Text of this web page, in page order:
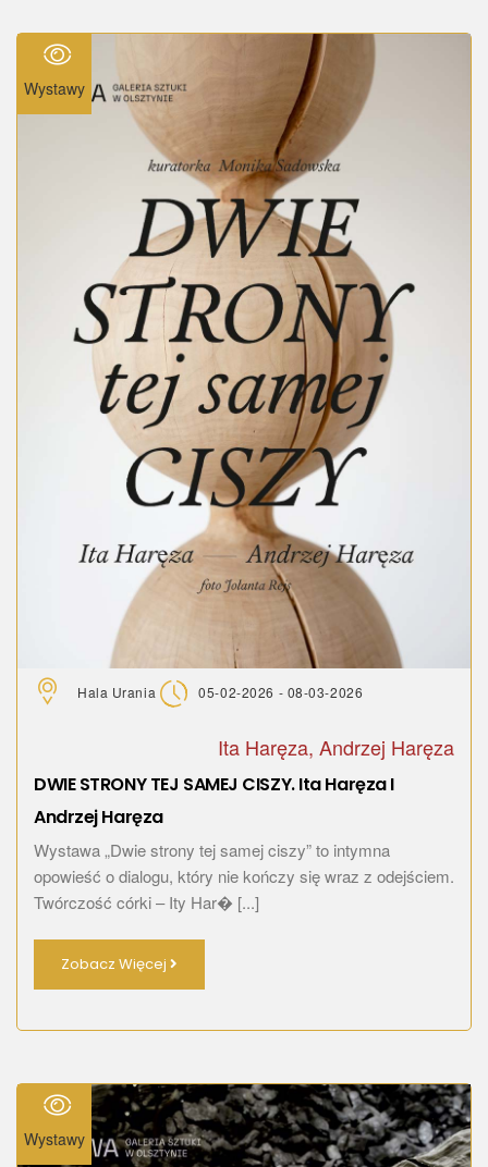
Wystawy
Hala Urania 05-02-2026 - 08-03-2026
Ita Haręza, Andrzej Haręza
DWIE STRONY TEJ SAMEJ CISZY. Ita Haręza I
Andrzej Haręza
Wystawa „Dwie strony tej samej ciszy” to intymna
opowieść o dialogu, który nie kończy się wraz z odejściem.
Twórczość córki – Ity Har� [...]
Zobacz Więcej
Wystawy